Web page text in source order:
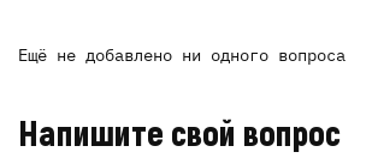
Ещё не добавлено ни одного вопроса
Напишите свой вопрос